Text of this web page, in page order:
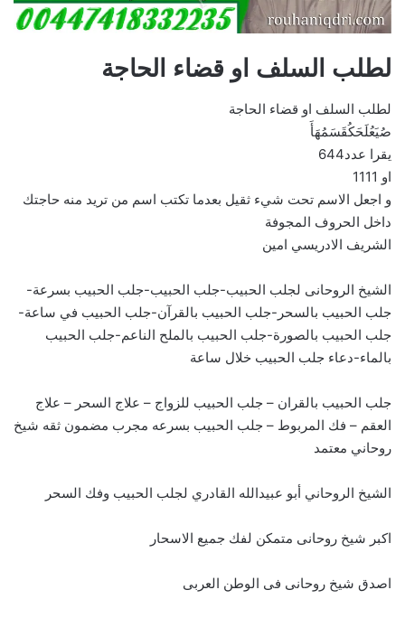
لطلب السلف او قضاء الحاجة
لطلب السلف او قضاء الحاجة
صُيَعُلَحَكُقَسَمُهَأَ
يقرا عدد644
او 1111
و اجعل الاسم تحت شيء ثقيل بعدما تكتب اسم من تريد منه حاجتك
داخل الحروف المجوفة
الشريف الادريسي امين
الشيخ الروحانى لجلب الحبيب-جلب الحبيب-جلب الحبيب بسرعة-
جلب الحبيب بالسحر-جلب الحبيب بالقرآن-جلب الحبيب في ساعة-
جلب الحبيب بالصورة-جلب الحبيب بالملح الناعم-جلب الحبيب
بالماء-دعاء جلب الحبيب خلال ساعة
جلب الحبيب بالقران – جلب الحبيب للزواج – علاج السحر – علاج
العقم – فك المربوط – جلب الحبيب بسرعه مجرب مضمون ثقه شيخ
روحاني معتمد
الشيخ الروحاني أبو عبيدالله القادري لجلب الحبيب وفك السحر
اكبر شيخ روحانى متمكن لفك جميع الاسحار
اصدق شيخ روحانى فى الوطن العربى